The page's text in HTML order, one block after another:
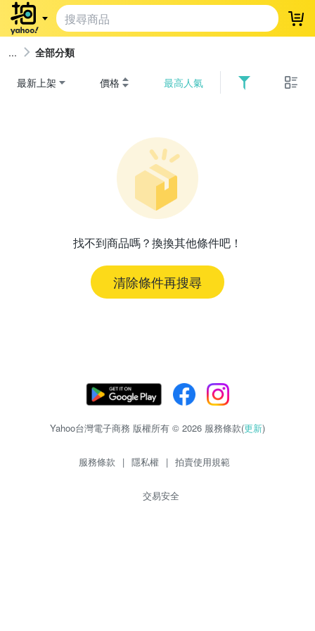
登
全部分類
最新上架 價格 最高人氣
找不到商品嗎？換換其他條件吧！
清除條件再搜尋
Yahoo台灣電子商務 版權所有 © 2026 服務條款(更新)
服務條款 | 隱私權 | 拍賣使用規範
交易安全